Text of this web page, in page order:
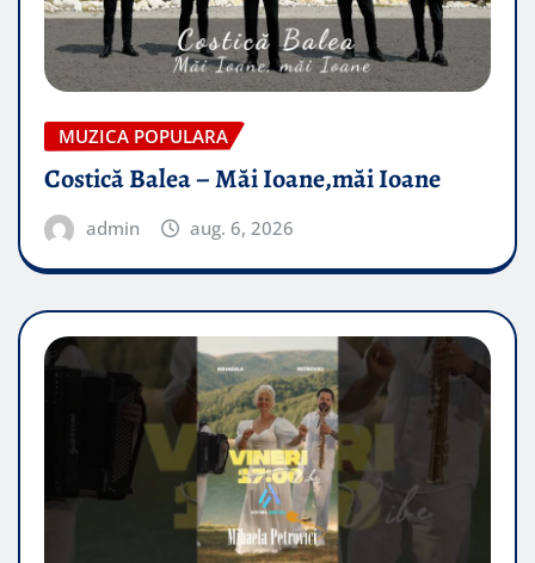
MUZICA POPULARA
Costică Balea – Măi Ioane,măi Ioane
admin aug. 6, 2026